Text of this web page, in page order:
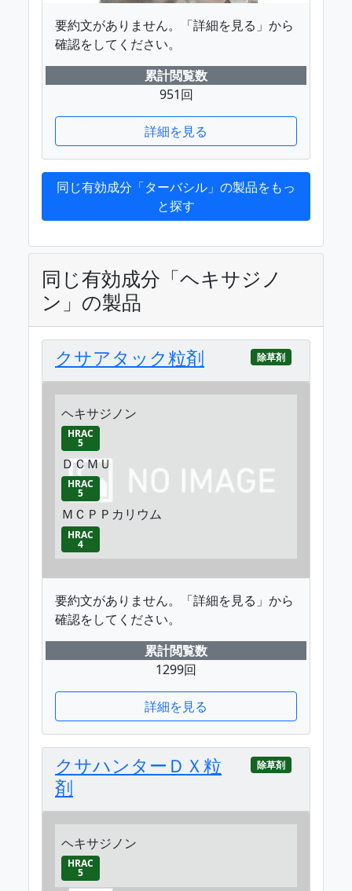
要約文がありません。「詳細を見る」から
確認をしてください。
累計閲覧数
951回
詳細を見る
同じ有効成分「ターバシル」の製品をもっ
と探す
同じ有効成分「ヘキサジノ
ン」の製品
クサアタック粒剤 除草剤
ヘキサジノン
HRAC
5
ＤＣＭＵ
HRAC
5
ＭＣＰＰカリウム
HRAC
4
要約文がありません。「詳細を見る」から
確認をしてください。
累計閲覧数
1299回
詳細を見る
クサハンターＤＸ粒
剤
除草剤
ヘキサジノン
HRAC
5